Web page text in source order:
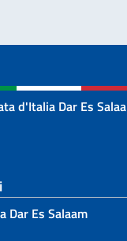
d'Italia Dar Es
Dar Es Salaam